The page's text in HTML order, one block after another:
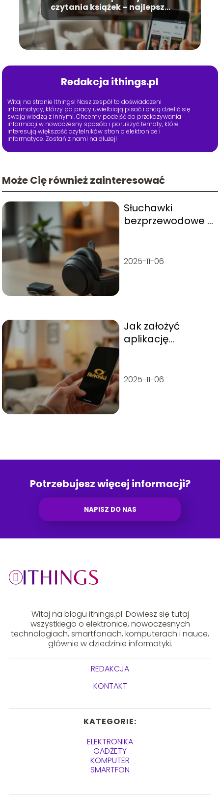
czytania książek – najlepsze
opcje na rynku
Redakcja ithings.pl
Witaj na stronie Ithings! Nasz zespół to doświadczeni
informatycy, którzy po pracy uwielbiają pisać i chcą dzielić się
swoją wiedzą z innymi. Chcemy podejść do przekazywania
informacji w nowoczesny sposób i poruszyć tematy, które
interesują większość czytelników stron o elektronice i
informatyce. Zostań z nami na dłużej!
Może Cię również zainteresować
Słuchawki
bezprzewodowe z
ranking
2025-11-06
Jak założyć
aplikację
Przewodnik krok
2025-11-06
Potrzebujesz więcej informacji?
NAPISZ DO NAS
Witaj na blogu ithings.pl. Dowiesz się tutaj
wszystkiego o elektronice, nowoczesnych
technologiach, smartfonach, komputerach i nauce,
głównie w dziedzinie informatyki.
REDAKCJA
KONTAKT
KATEGORIE:
ELEKTRONIKA
GADŻETY
KOMPUTER
SMARTFON